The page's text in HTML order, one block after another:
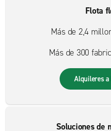
Flota
Más de 2,4
Más de 300
Alquileres
Soluciones de